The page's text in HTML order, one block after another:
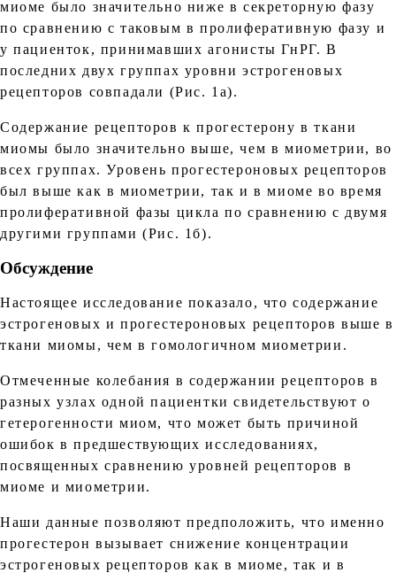
миоме было значительно ниже в секреторную фазу
по сравнению с таковым в пролиферативную фазу и
у пациенток, принимавших агонисты ГнРГ. В
последних двух группах уровни эстрогеновых
рецепторов совпадали (Рис. 1а).
Содержание рецепторов к прогестерону в ткани
миомы было значительно выше, чем в миометрии, во
всех группах. Уровень прогестероновых рецепторов
был выше как в миометрии, так и в миоме во время
пролиферативной фазы цикла по сравнению с двумя
другими группами (Рис. 1б).
Обсуждение
Настоящее исследование показало, что содержание
эстрогеновых и прогестероновых рецепторов выше в
ткани миомы, чем в гомологичном миометрии.
Отмеченные колебания в содержании рецепторов в
разных узлах одной пациентки свидетельствуют о
гетерогенности миом, что может быть причиной
ошибок в предшествующих исследованиях,
посвященных сравнению уровней рецепторов в
миоме и миометрии.
Наши данные позволяют предположить, что именно
прогестерон вызывает снижение концентрации
эстрогеновых рецепторов как в миоме, так и в